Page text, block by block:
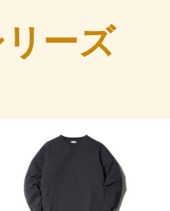
ーズ